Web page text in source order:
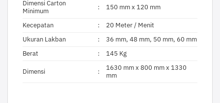
Dimensi Carton
Minimum
: 150 mm x 120 mm
Kecepatan :
20 Meter / Menit
Ukuran Lakban
:
36 mm, 48 mm, 50 mm, 60 mm
Berat
: 145 Kg
Dimensi :
1630 mm x 800 mm x 1330
mm